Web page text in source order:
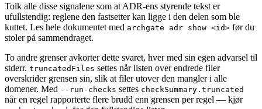
Tolk alle disse signalene som at ADR-ens styrende tekst er
ufullstendig: reglene den fastsetter kan ligge i den delen som ble
kuttet. Les hele dokumentet med archgate adr show <id> før du
stoler på sammendraget.
To andre grenser avkorter dette svaret, hver med sin egen advarsel til
stderr. truncatedFiles settes når listen over endrede filer
overskrider grensen sin, slik at filer utover den mangler i alle
domener. Med --run-checks settes checkSummary.truncated
når en regel rapporterte flere brudd enn grensen per regel — kjør